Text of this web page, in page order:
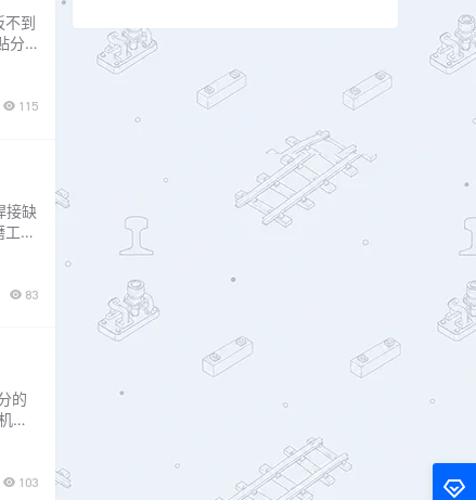
不到
分
115
接缺
工
83
的
械
103